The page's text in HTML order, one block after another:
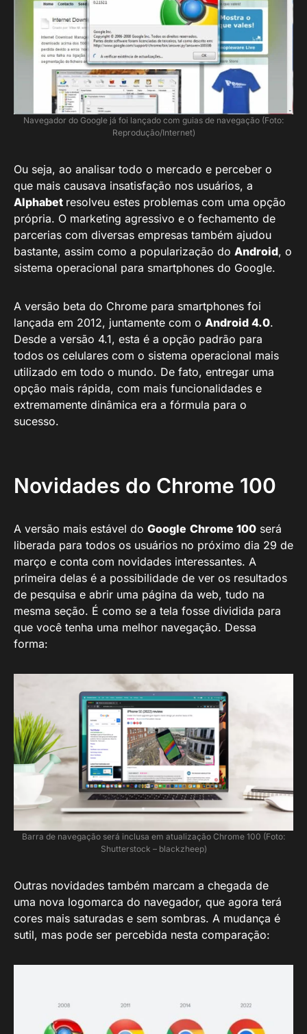
Navegador do Google já foi lançado com guias de navegação (Foto:
Reprodução/Internet)
Ou seja, ao analisar todo o mercado e perceber o
que mais causava insatisfação nos usuários, a
Alphabet resolveu estes problemas com uma opção
própria. O marketing agressivo e o fechamento de
parcerias com diversas empresas também ajudou
bastante, assim como a popularização do Android, o
sistema operacional para smartphones do Google.
A versão beta do Chrome para smartphones foi
lançada em 2012, juntamente com o Android 4.0.
Desde a versão 4.1, esta é a opção padrão para
todos os celulares com o sistema operacional mais
utilizado em todo o mundo. De fato, entregar uma
opção mais rápida, com mais funcionalidades e
extremamente dinâmica era a fórmula para o
sucesso.
Novidades do Chrome 100
A versão mais estável do Google Chrome 100 será
liberada para todos os usuários no próximo dia 29 de
março e conta com novidades interessantes. A
primeira delas é a possibilidade de ver os resultados
de pesquisa e abrir uma página da web, tudo na
mesma seção. É como se a tela fosse dividida para
que você tenha uma melhor navegação. Dessa
forma:
Barra de navegação será inclusa em atualização Chrome 100 (Foto:
Shutterstock – blackzheep)
Outras novidades também marcam a chegada de
uma nova logomarca do navegador, que agora terá
cores mais saturadas e sem sombras. A mudança é
sutil, mas pode ser percebida nesta comparação: